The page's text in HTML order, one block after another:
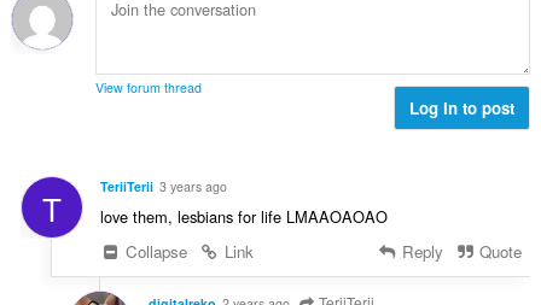
View forum thread
Log in to post
T TeriiTerii 3 years ago
love them, lesbians for life LMAAOAOAO
Collapse
Link Reply Quote